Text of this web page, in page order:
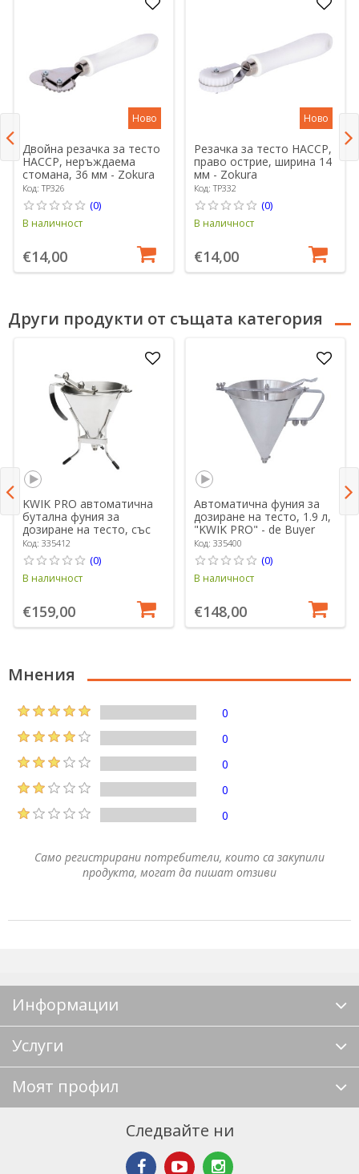
Ново
Двойна резачка за тесто
HACCP, неръждаема
стомана, 36 мм - Zokura
Код: TP326
(0)
В наличност
€14,00
Ново
Резачка за тесто HACCP,
право острие, ширина 14
мм - Zokura
Код: TP332
(0)
В наличност
€14,00
Други продукти от същата категория
KWIK PRO автоматична
бутална фуния за
дозиране на тесто, със
стойка, 1,5 L - марка "de
Buyer"
Код: 335412
(0)
В наличност
€159,00
Автоматична фуния за
дозиране на тесто, 1.9 л,
"KWIK PRO" - de Buyer
Код: 335400
(0)
В наличност
€148,00
Мнения
0
0
0
0
0
Само регистрирани потребители, които са закупили
продукта, могат да пишат отзиви
Информации
Услуги
Моят профил
Следвайте ни